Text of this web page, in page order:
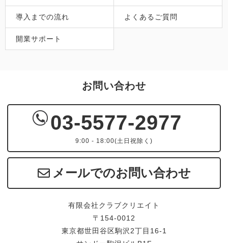
導入までの流れ よくあるご質問
開業サポート
お問い合わせ
03-5577-2977
9:00 - 18:00(土日祝除く)
メールでのお問い合わせ
有限会社クラブクリエイト
〒154-0012
東京都世田谷区駒沢2丁目16-1